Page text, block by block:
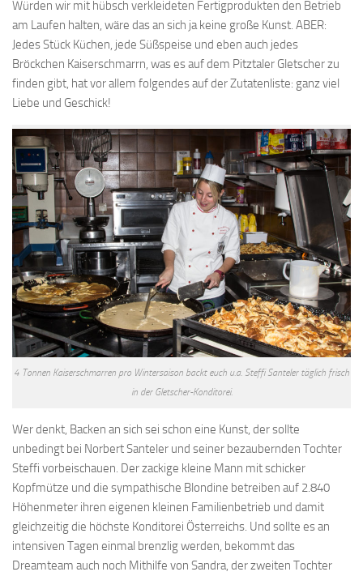
Würden wir mit hübsch verkleideten Fertigprodukten den Betrieb
am Laufen halten, wäre das an sich ja keine große Kunst. ABER:
Jedes Stück Küchen, jede Süßspeise und eben auch jedes
Bröckchen Kaiserschmarrn, was es auf dem Pitztaler Gletscher zu
finden gibt, hat vor allem folgendes auf der Zutatenliste: ganz viel
Liebe und Geschick!
4 Tonnen Kaiserschmarren pro Wintersaison backt euch u.a. Steffi Santeler täglich frisch
in der Gletscher-Konditorei.
Wer denkt, Backen an sich sei schon eine Kunst, der sollte
unbedingt bei Norbert Santeler und seiner bezaubernden Tochter
Steffi vorbeischauen. Der zackige kleine Mann mit schicker
Kopfmütze und die sympathische Blondine betreiben auf 2.840
Höhenmeter ihren eigenen kleinen Familienbetrieb und damit
gleichzeitig die höchste Konditorei Österreichs. Und sollte es an
intensiven Tagen einmal brenzlig werden, bekommt das
Dreamteam auch noch Mithilfe von Sandra, der zweiten Tochter